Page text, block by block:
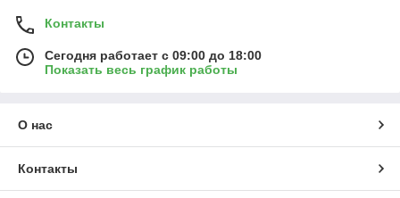
Контакты
Сегодня работает с 09:00 до 18:00
Показать весь график работы
О нас
Контакты